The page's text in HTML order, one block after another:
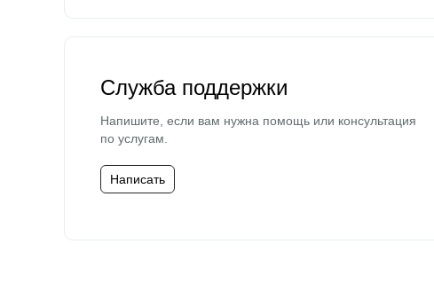
Служба поддержки
Напишите, если вам нужна помощь или консультация
по услугам.
Написать